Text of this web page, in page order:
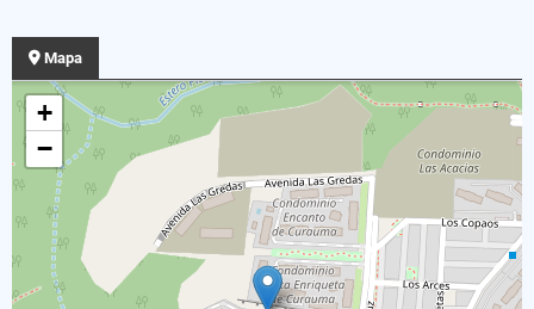
Mapa
+
−